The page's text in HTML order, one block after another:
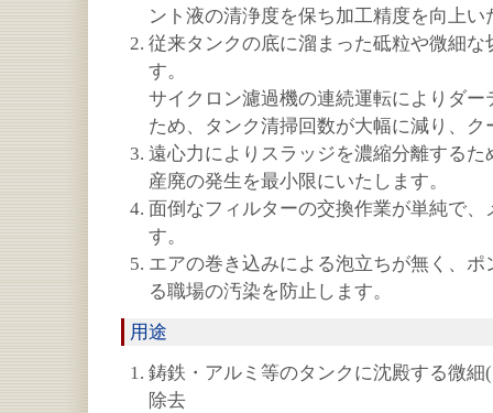
ント液の清浄度を保ち加工精度を向上い
従来タンクの底に溜まった砥粒や微細
す。
サイクロン濾過機の連続運転によりダ
ため、タンク清掃回数が大幅に減り、
遠心力によりスラッジを濃縮分離する
産廃の発生を最小限にいたします。
面倒なフィルターの交換作業が単純で
す。
エアの巻き込みによる泡立ちが無く、
る職場の汚染を防止します。
用途
鋳鉄・アルミ等のタンクに沈殿する微
除去